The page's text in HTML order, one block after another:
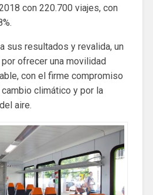
con 220.700 viajes, con
sus resultados y revalida, un
ofrecer una movilidad
con el firme compromiso
climático y por la
aire.